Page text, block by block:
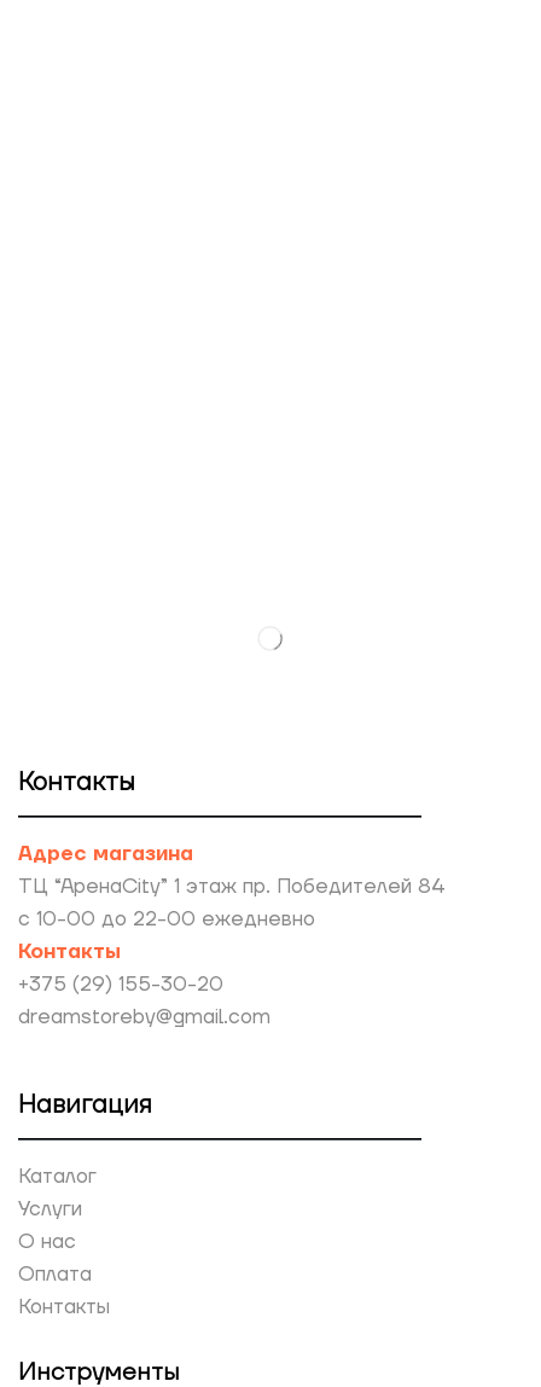
Контакты
Адрес магазина
ТЦ “АренаCity” 1 этаж пр. Победителей 84
с 10-00 до 22-00 ежедневно
Контакты
+375 (29) 155-30-20
dreamstoreby@gmail.com
Навигация
Каталог
Услуги
О нас
Оплата
Контакты
Инструменты